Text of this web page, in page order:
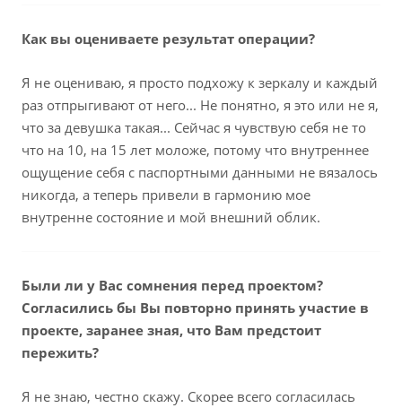
Как вы оцениваете результат операции?
Я не оцениваю, я просто подхожу к зеркалу и каждый
раз отпрыгивают от него... Не понятно, я это или не я,
что за девушка такая... Сейчас я чувствую себя не то
что на 10, на 15 лет моложе, потому что внутреннее
ощущение себя с паспортными данными не вязалось
никогда, а теперь привели в гармонию мое
внутренне состояние и мой внешний облик.
Были ли у Вас сомнения перед проектом?
Согласились бы Вы повторно принять участие в
проекте, заранее зная, что Вам предстоит
пережить?
Я не знаю, честно скажу. Скорее всего согласилась